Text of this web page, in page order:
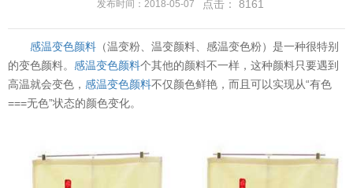
发布时间：2018-05-07 点击： 8161
感温变色颜料 （温变粉、温变颜料、感温变色粉）是一种很特别
的变色颜料。 感温变色颜料个其他的颜料不一样，这种颜料只要遇到
高温就会变色， 感温变色颜料不仅颜色鲜艳，而且可以实现从“有色
===无色”状态的颜色变化。